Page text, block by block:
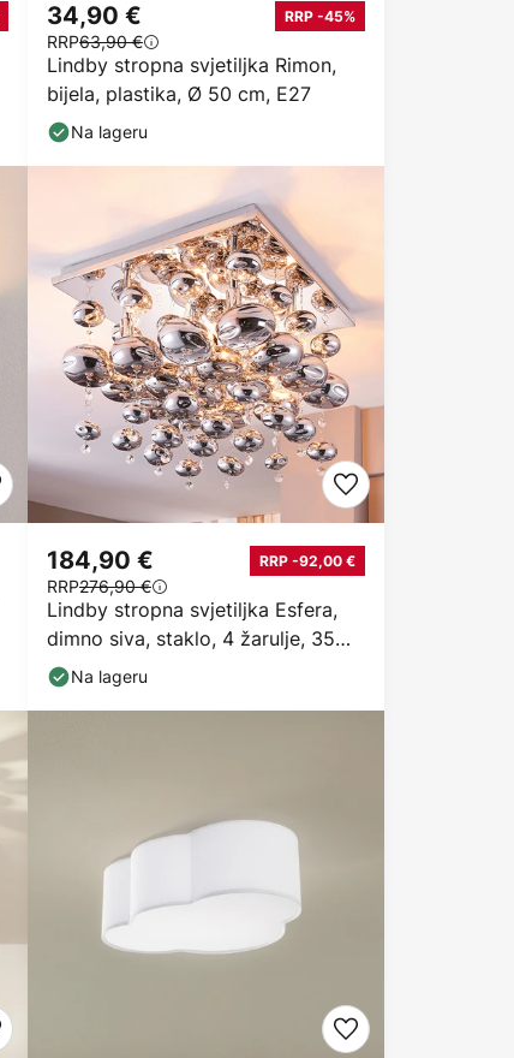
Lindby stropna svjetiljka Rimon,
bijela, plastika, Ø 50 cm, E27
34,90 € RRP -45%
RRP63,90 €
Na lageru
Lindby stropna svjetiljka Esfera,
dimno siva, staklo, 4 žarulje, 35
cm
184,90 € RRP -92,00 €
RRP276,90 €
Na lageru